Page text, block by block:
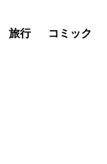
旅行 コミック